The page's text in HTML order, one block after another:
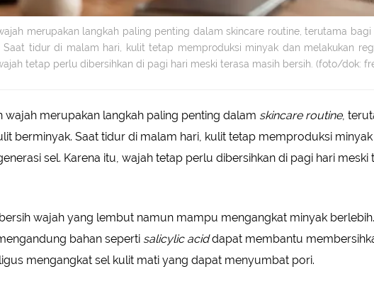
merupakan langkah paling penting dalam skincare routine, terutama bagi
Saat tidur di malam hari, kulit tetap memproduksi minyak dan melakukan
tetap perlu dibersihkan di pagi hari meski terasa masih bersih. (foto/dok:
wajah merupakan langkah paling penting dalam skincare routine,
berminyak. Saat tidur di malam hari, kulit tetap memproduksi
sel. Karena itu, wajah tetap perlu dibersihkan di pagi hari meski
wajah yang lembut namun mampu mengangkat minyak berlebih.
bahan seperti salicylic aciddapat membantu
mengangkat sel kulit mati yang dapat menyumbat pori.